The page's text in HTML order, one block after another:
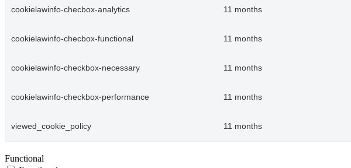
cookielawinfo-checbox-analytics 11 months
cookielawinfo-checbox-functional 11 months
cookielawinfo-checkbox-necessary 11 months
cookielawinfo-checkbox-performance 11 months
viewed_cookie_policy 11 months
Functional